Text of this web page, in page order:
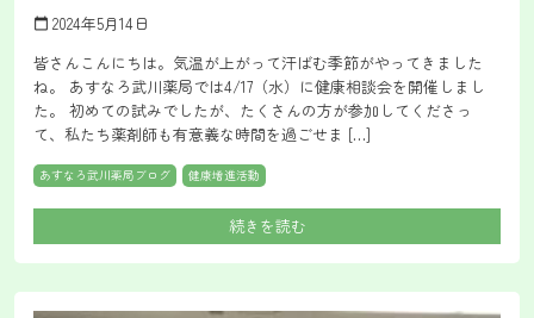
calendar_today 2024年5月14日
皆さんこんにちは。気温が上がって汗ばむ季節がやってきました
ね。 あすなろ武川薬局では4/17（水）に健康相談会を開催しまし
た。 初めての試みでしたが、たくさんの方が参加してくださっ
て、私たち薬剤師も有意義な時間を過ごせま […]
あすなろ武川薬局ブログ 健康増進活動
続きを読む